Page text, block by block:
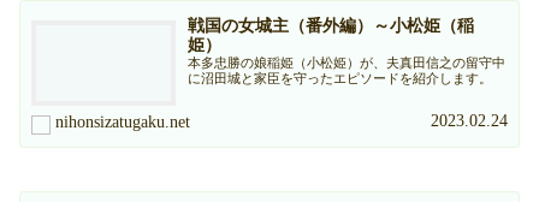
戦国の女城主（番外編）～小松姫（稲
姫）
本多忠勝の娘稲姫（小松姫）が、夫真田信之の留守中
に沼田城と家臣を守ったエピソードを紹介します。
nihonsizatugaku.net 2023.02.24